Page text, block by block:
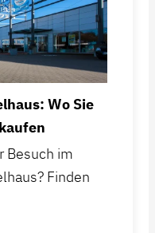
Wo Sie
Besuch im
Finden